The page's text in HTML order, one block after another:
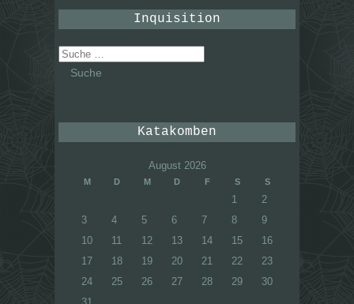
Inquisition
Suche
nach:
Katakomben
August 2026
M D M D F S S
1
2
3
4 5 6 7 8
9
10
11 12 13 14 15
16
17
18 19 20 21 22
23
24
25 26 27 28 29
30